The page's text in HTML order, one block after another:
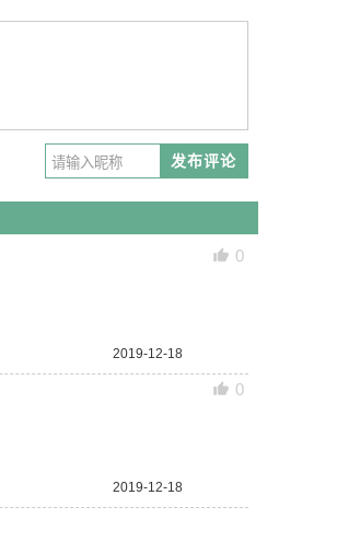
发布评论
0
2019-12-18
0
2019-12-18